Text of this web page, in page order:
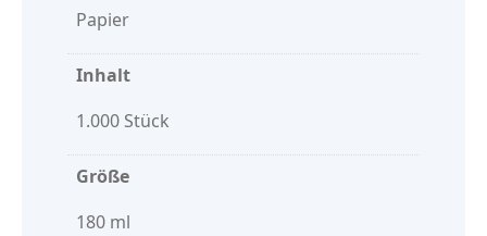
Papier
Inhalt
1.000 Stück
Größe
180 ml